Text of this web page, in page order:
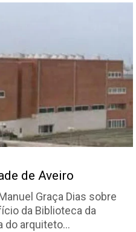
de Aveiro
Graça Dias sobre
da Biblioteca da
do arquiteto…